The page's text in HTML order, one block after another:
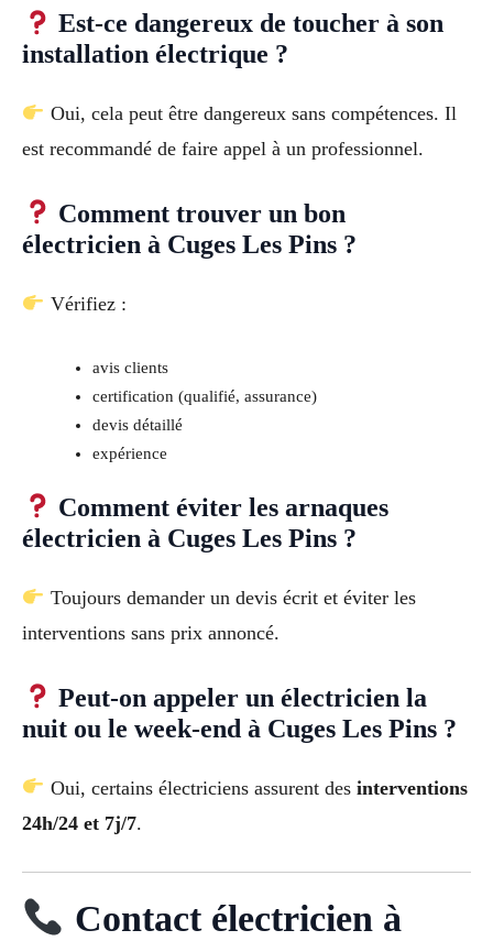
Est-ce dangereux de toucher à son
installation électrique ?
Oui, cela peut être dangereux sans compétences. Il
est recommandé de faire appel à un professionnel.
Comment trouver un bon
électricien à Cuges Les Pins ?
Vérifiez :
avis clients
certification (qualifié, assurance)
devis détaillé
expérience
Comment éviter les arnaques
électricien à Cuges Les Pins ?
Toujours demander un devis écrit et éviter les
interventions sans prix annoncé.
Peut-on appeler un électricien la
nuit ou le week-end à Cuges Les Pins ?
Oui, certains électriciens assurent des interventions
24h/24 et 7j/7.
Contact électricien à